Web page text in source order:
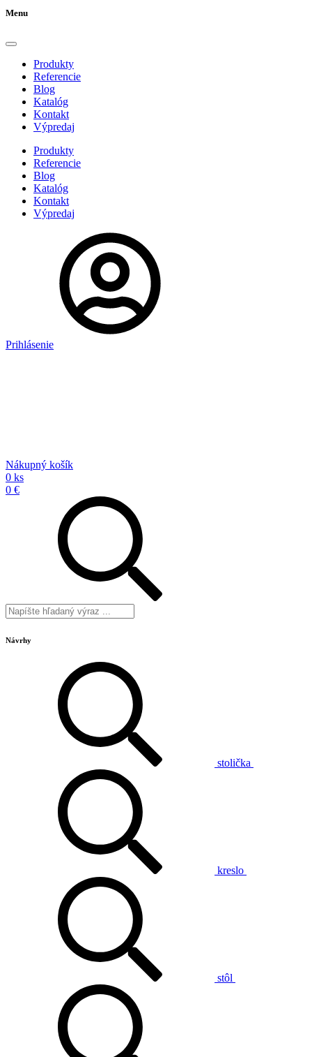
Menu
Produkty
Referencie
Blog
Katalóg
Kontakt
Výpredaj
Produkty
Referencie
Blog
Katalóg
Kontakt
Výpredaj
Prihlásenie
Nákupný košík
0 ks
0 €
Návrhy
stolička
kreslo
stôl